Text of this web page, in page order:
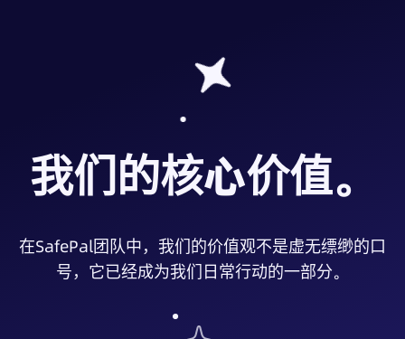
我们的核心价值。
在SafePal团队中，我们的价值观不是虚无缥缈的口
号，它已经成为我们日常行动的一部分。